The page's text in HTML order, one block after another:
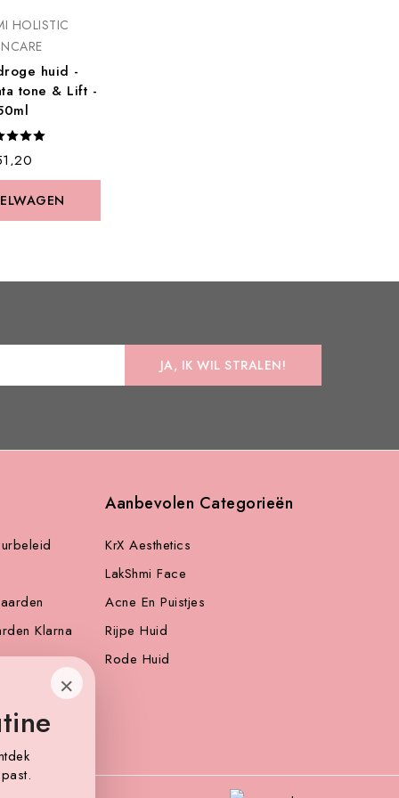
HOLISTIC
huid -
tone & Lift -
Klarna
Aanbevolen Categorieën
KrX Aesthetics
LakShmi Face
Acne En Puistjes
Rijpe Huid
Rode Huid
×